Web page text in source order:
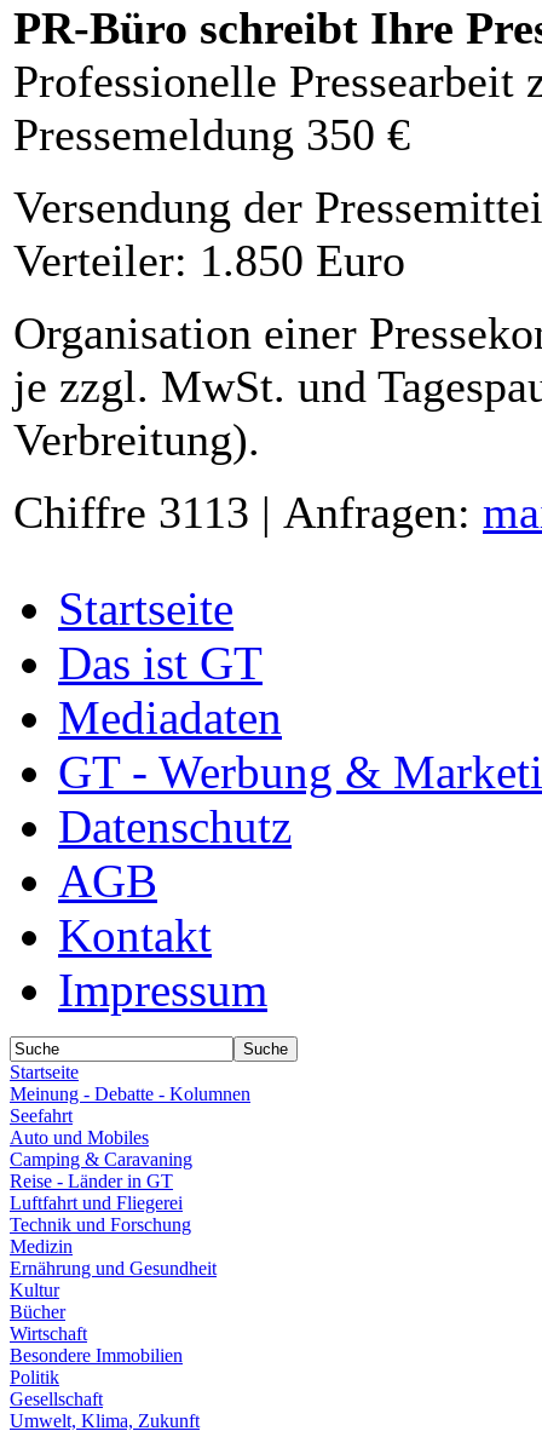
PR-Büro schreibt Ihre
Professionelle Pressearbeit
Pressemeldung 350 €
Versendung der
Verteiler: 1.850 Euro
Organisation einer
je zzgl. MwSt. und
Verbreitung).
Chiffre 3113 | Anfragen:
Startseite
Das ist GT
Mediadaten
GT - Werbung &
Datenschutz
AGB
Kontakt
Impressum
Startseite
Meinung - Debatte - Kolumnen
Seefahrt
Auto und Mobiles
Camping & Caravaning
Reise - Länder in GT
Luftfahrt und Fliegerei
Technik und Forschung
Medizin
Ernährung und Gesundheit
Kultur
Bücher
Wirtschaft
Besondere Immobilien
Politik
Gesellschaft
Umwelt, Klima, Zukunft